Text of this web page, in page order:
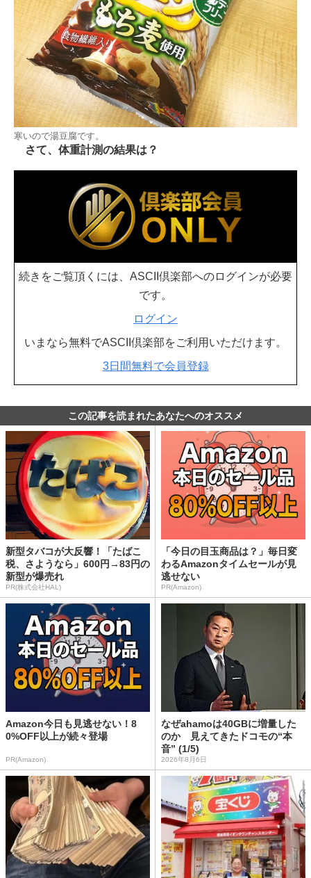
寒いので湯豆腐です。
さて、体重計測の結果は？
続きをご覧頂くには、ASCII倶楽部へのログインが必要
です。
ログイン
いまなら無料でASCII倶楽部をご利用いただけます。
3日間無料で会員登録
この記事を読まれたあなたへのオススメ
新型タバコが大反響！「たばこ
税、さようなら」600円→83円の
新型が爆売れ
PR(株式会社HAL)
「今日の目玉商品は？」毎日変
わるAmazonタイムセールが見
逃せない
PR(Amazon)
Amazon今日も見逃せない！8
0%OFF以上が続々登場
PR(Amazon)
なぜahamoは40GBに増量した
のか 見えてきたドコモの“本
音” (1/5)
2026年8月6日